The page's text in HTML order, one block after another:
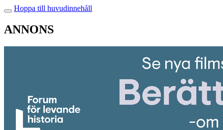
Hoppa till huvudinnehåll
ANNONS